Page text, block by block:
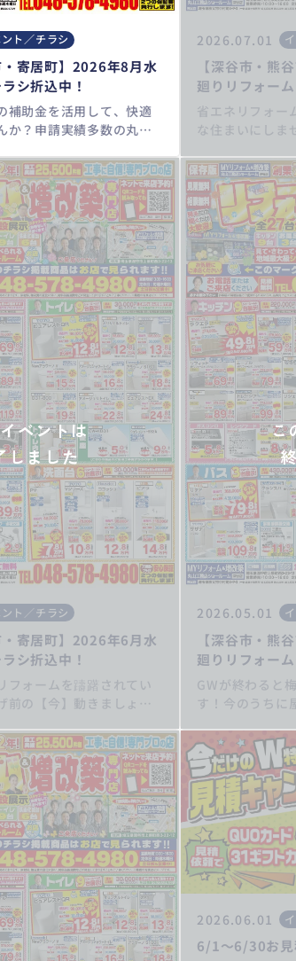
ト／チラシ
・寄居町】2026年8月水
シ折込中！
補助金を活用して、快適
か？申請実績多数の丸山
フォーム/お風呂リフ
ーム/洗面化粧台リフォ
・外壁リフォーム/住宅
リノベ2026事業/みらい
給湯省エネ2026事業
2026.07.01
【深谷市・熊
廻りリフォー
省エネリフォー
な住まいにしま
eco.jp/ キッチ
ォーム/トイレ
ーム/給湯器交
省エネ2026/先
エコ住宅2026
ト／チラシ
・寄居町】2026年6月水
シ折込中！
フォームを躊躇されてい
前の【今】動きましょ
キッチンリフォー
/トイレリフォーム/洗面
湯器交換/屋根・外壁リ
2026/先進的窓リノベ
住宅2026事業/給湯省エ
ベントは
しました
2026.05.01
【深谷市・熊
廻りリフォー
GWが終わると
す！今のうちに
リフォーム/お
ーム/洗面化粧
根・外壁リフォ
窓リノベ2026
給湯省エネ2026
こ
2026.06.01
6/1～6/30お見